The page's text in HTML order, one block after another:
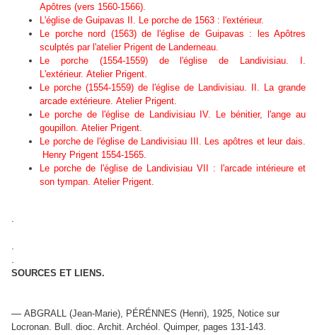
Apôtres (vers 1560-1566).
L'église de Guipavas
II. Le porche de 1563 : l'extérieur.
Le porche nord (1563) de l'église de Guipavas : les Apôtres
sculptés par l'atelier Prigent de Landerneau.
Le porche (1554-1559) de l'église de
Landivisiau. I.
L'extérieur. Atelier Prigent.
Le porche (1554-1559) de l'église de Landivisiau. II. La grande
arcade extérieure. Atelier Prigent.
Le porche de l'église de LandivisiauIV. Le bénitier, l'ange au
goupillon. Atelier Prigent.
Le porche de l'église deLandivisiau III. Les apôtres et leur dais.
Henry Prigent 1554-1565.
Le porche de l'église de Landivisiau VII : l'arcade intérieure et
son tympan. Atelier Prigent.
.
.
.
SOURCES ET LIENS.
— ABGRALL (Jean-Marie), PÉRÉNNES (Henri), 1925, Notice sur
Locronan. Bull. dioc. Archit. Archéol. Quimper, pages 131-143.